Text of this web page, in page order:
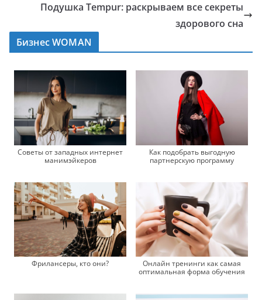
Подушка Tempur: раскрываем все секреты
здорового сна
Бизнес WOMAN
Советы от западных интернет
манимэйкеров
Как подобрать выгодную
партнерскую программу
Фрилансеры, кто они?
Онлайн тренинги как самая
оптимальная форма обучения